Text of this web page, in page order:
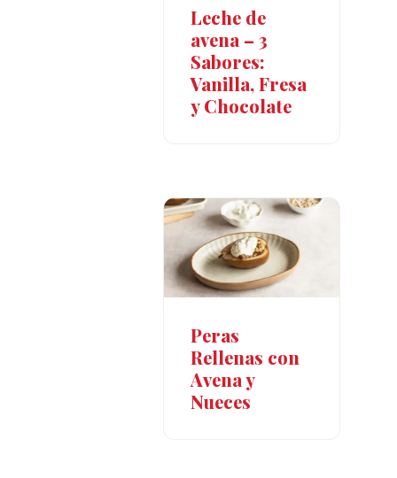
Leche de
avena – 3
Sabores:
Vanilla, Fresa
y Chocolate
Peras
Rellenas con
Avena y
Nueces